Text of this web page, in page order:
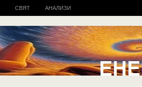
СВЯТ АНАЛИЗИ